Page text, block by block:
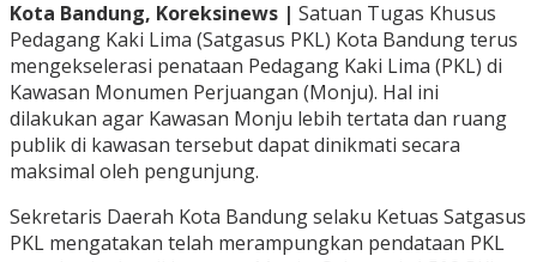
Kota Bandung, Koreksinews | Satuan Tugas Khusus
Pedagang Kaki Lima (Satgasus PKL) Kota Bandung terus
mengekselerasi penataan Pedagang Kaki Lima (PKL) di
Kawasan Monumen Perjuangan (Monju). Hal ini
dilakukan agar Kawasan Monju lebih tertata dan ruang
publik di kawasan tersebut dapat dinikmati secara
maksimal oleh pengunjung.
Sekretaris Daerah Kota Bandung selaku Ketuas Satgasus
PKL mengatakan telah merampungkan pendataan PKL